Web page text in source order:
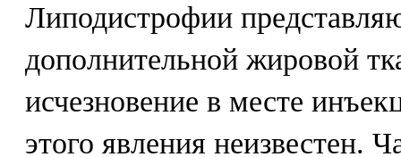
Липодистрофии
дополнительной жировой
исчезновение в месте
этого явления неизвестен.